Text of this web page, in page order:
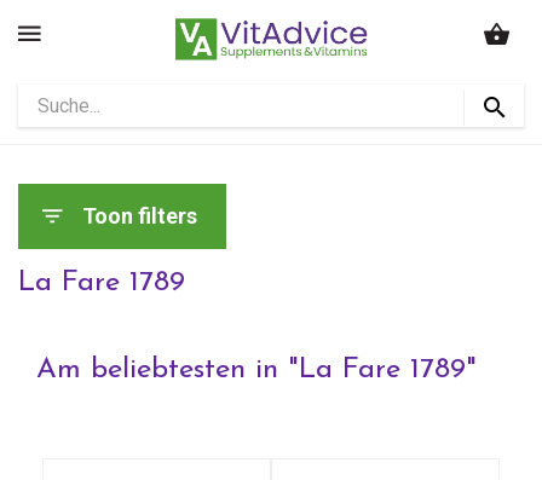
Toon filters
La Fare 1789
Am beliebtesten in "La Fare 1789"